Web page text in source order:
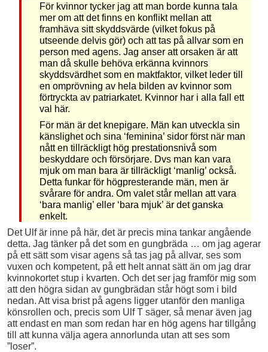
För kvinnor tycker jag att man borde kunna tala
mer om att det finns en konflikt mellan att
framhäva sitt skyddsvärde (vilket fokus på
utseende delvis gör) och att tas på allvar som en
person med agens. Jag anser att orsaken är att
man då skulle behöva erkänna kvinnors
skyddsvärdhet som en maktfaktor, vilket leder till
en omprövning av hela bilden av kvinnor som
förtryckta av patriarkatet. Kvinnor har i alla fall ett
val här.
För män är det knepigare. Män kan utveckla sin
känslighet och sina ‘feminina’ sidor först när man
nått en tillräckligt hög prestationsnivå som
beskyddare och försörjare. Dvs man kan vara
mjuk om man bara är tillräckligt ‘manlig’ också.
Detta funkar för högpresterande män, men är
svårare för andra. Om valet står mellan att vara
‘bara manlig’ eller ‘bara mjuk’ är det ganska
enkelt.
Det Ulf är inne på här, det är precis mina tankar angående
detta. Jag tänker på det som en gungbräda … om jag agerar
på ett sätt som visar agens så tas jag på allvar, ses som
vuxen och kompetent, på ett helt annat sätt än om jag drar
kvinnokortet stup i kvarten. Och det ser jag framför mig som
att den högra sidan av gungbrädan står högt som i bild
nedan. Att visa brist på agens ligger utanför den manliga
könsrollen och, precis som Ulf T säger, så menar även jag
att endast en man som redan har en hög agens har tillgång
till att kunna välja agera annorlunda utan att ses som
”loser”.